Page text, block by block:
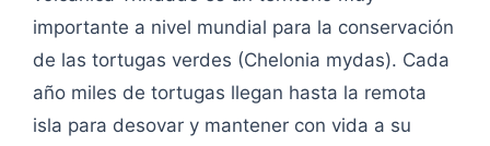
importante a nivel mundial para la conservación
de las tortugas verdes (Chelonia mydas). Cada
año miles de tortugas llegan hasta la remota
isla para desovar y mantener con vida a su